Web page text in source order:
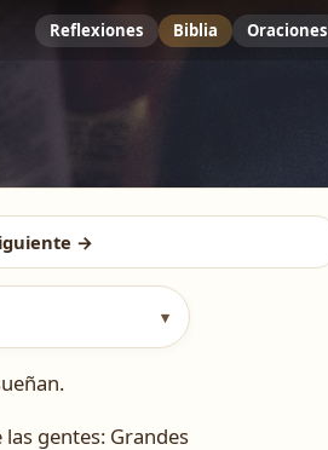
Reflexiones Biblia Oraciones
→
▾
gentes: Grandes